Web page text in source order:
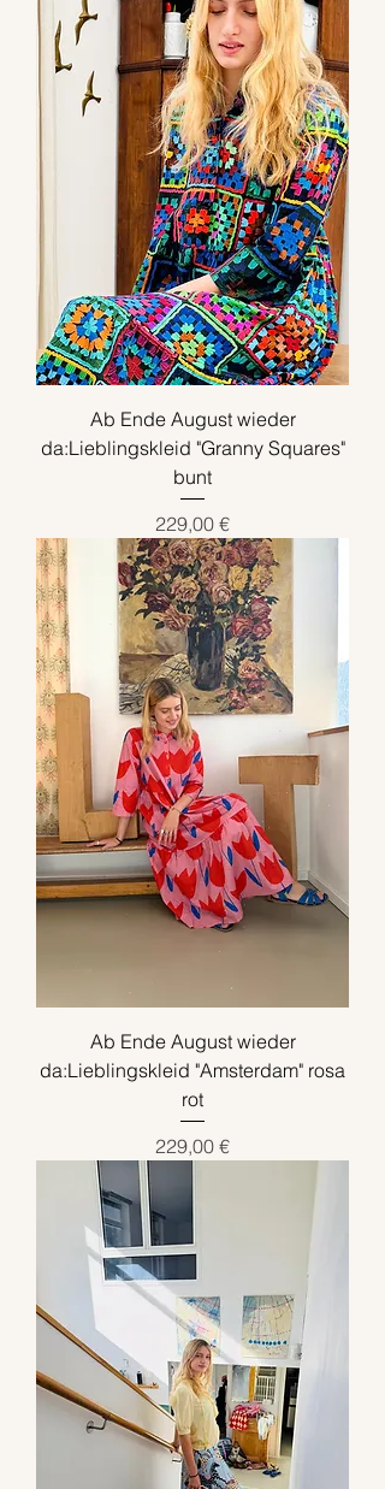
Ab Ende August wieder
da:Lieblingskleid "Granny Squares"
bunt
Preis
229,00 €
Ab Ende August wieder
da:Lieblingskleid "Amsterdam" rosa
rot
Preis
229,00 €